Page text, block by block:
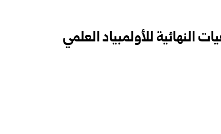
النهائية للأولمبياد العلمي